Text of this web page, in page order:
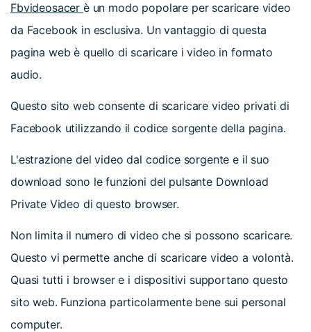
Fbvideosacer è un modo popolare per scaricare video
da Facebook in esclusiva. Un vantaggio di questa
pagina web è quello di scaricare i video in formato
audio.
Questo sito web consente di scaricare video privati di
Facebook utilizzando il codice sorgente della pagina.
L'estrazione del video dal codice sorgente e il suo
download sono le funzioni del pulsante Download
Private Video di questo browser.
Non limita il numero di video che si possono scaricare.
Questo vi permette anche di scaricare video a volontà.
Quasi tutti i browser e i dispositivi supportano questo
sito web. Funziona particolarmente bene sui personal
computer.